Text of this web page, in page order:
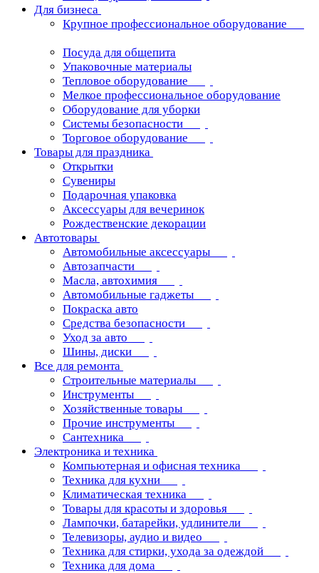
Для бизнеса
Крупное профессиональное оборудование
Посуда для общепита
Упаковочные материалы
Тепловое оборудование
Мелкое профессиональное оборудование
Оборудование для уборки
Системы безопасности
Торговое оборудование
Товары для праздника
Открытки
Сувениры
Подарочная упаковка
Аксессуары для вечеринок
Рождественские декорации
Автотовары
Автомобильные аксессуары
Автозапчасти
Масла, автохимия
Автомобильные гаджеты
Покраска авто
Средства безопасности
Уход за авто
Шины, диски
Все для ремонта
Строительные материалы
Инструменты
Хозяйственные товары
Прочие инструменты
Сантехника
Электроника и техника
Компьютерная и офисная техника
Техника для кухни
Климатическая техника
Товары для красоты и здоровья
Лампочки, батарейки, удлинители
Телевизоры, аудио и видео
Техника для стирки, ухода за одеждой
Техника для дома